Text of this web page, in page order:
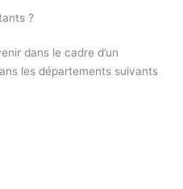
?
dans le cadre d’un
les départements suivants